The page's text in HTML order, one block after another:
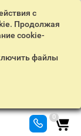
с
Продолжая
cookie-
файлы
0